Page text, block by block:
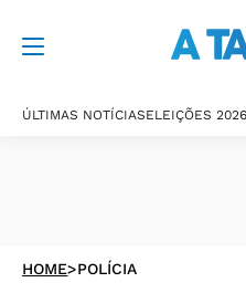
ÚLTIMAS NOTÍCIASELEIÇÕES 2026
HOME>POLÍCIA